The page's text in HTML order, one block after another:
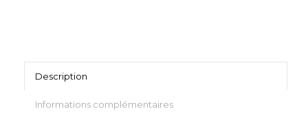
Description
Informations complémentaires